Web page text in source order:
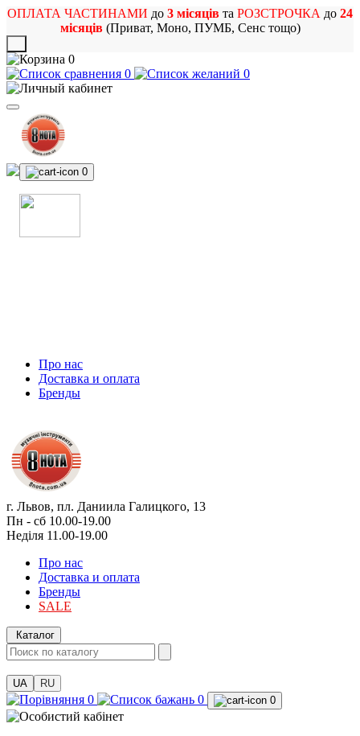
ОПЛАТА ЧАСТИНАМИ до 3 місяців та РОЗСТРОЧКА до 24
місяців(Приват, Моно, ПУМБ, Сенс тощо)
0
0
0
0
Про нас
Доставка и оплата
Бренды
г. Львов, пл. Даниила Галицкого, 13
Пн - сб 10.00-19.00
Неділя 11.00-19.00
Про нас
Доставка и оплата
Бренды
SALE
Каталог
UA RU
0 0 0